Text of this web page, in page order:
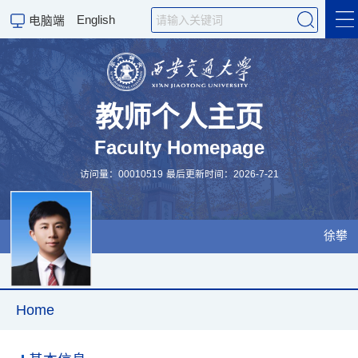
电脑端 English
Home
团队活动
科研成果
教师个人主页
Faculty Homepage
访问量：00010519 最后更新时间：2026-7-21
徐攀
Home